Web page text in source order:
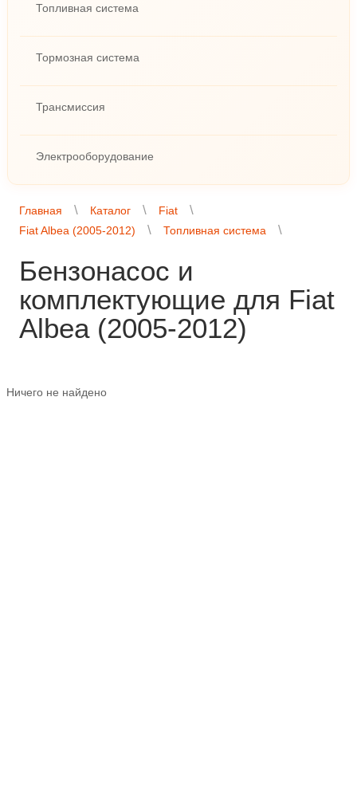
Топливная система
Тормозная система
Трансмиссия
Электрооборудование
Главная Каталог
Fiat
Fiat Albea (2005-2012)
Топливная система
Бензонасос и
комплектующие для Fiat
Albea (2005-2012)
Ничего не найдено